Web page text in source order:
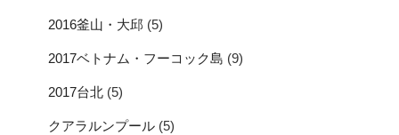
2016釜山・大邱 (5)
2017ベトナム・フーコック島 (9)
2017台北 (5)
クアラルンプール (5)